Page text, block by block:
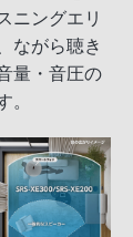
ニングエリ
ながら聴き
量・音圧の
。